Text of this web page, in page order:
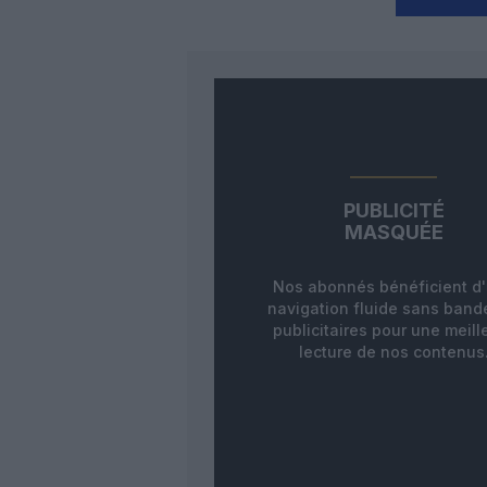
PUBLICITÉ
MASQUÉE
Nos abonnés bénéficient
navigation fluide sans
publicitaires pour une
lecture de nos contenus.